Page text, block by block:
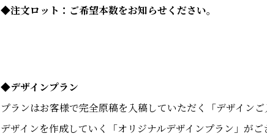
◆注文ロット：ご希望本数をお知らせください。
◆デザインプラン
プランはお客様で完全原稿を入稿していただく「デザイン
デザインを作成していく「オリジナルデザインプラン」がご